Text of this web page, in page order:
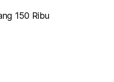
150 Ribu